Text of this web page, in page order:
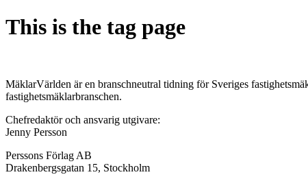
This is the tag page
MäklarVärlden är en branschneutral tidning för Sveriges
fastighetsmäklarbranschen.
Chefredaktör och ansvarig utgivare:
Jenny Persson
Perssons Förlag AB
Drakenbergsgatan 15, Stockholm